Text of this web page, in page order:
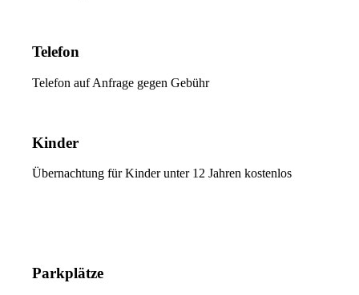
Telefon
Telefon auf Anfrage gegen Gebühr
Kinder
Übernachtung für Kinder unter 12 Jahren kostenlos
Parkplätze